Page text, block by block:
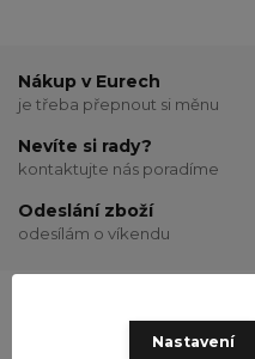
Nákup v Eurech
je třeba přepnout si měnu
Nevíte si rady?
kontaktujte nás poradíme
Odeslání zboží
odesílám o víkendu
Kompletní specifikace
Nastavení